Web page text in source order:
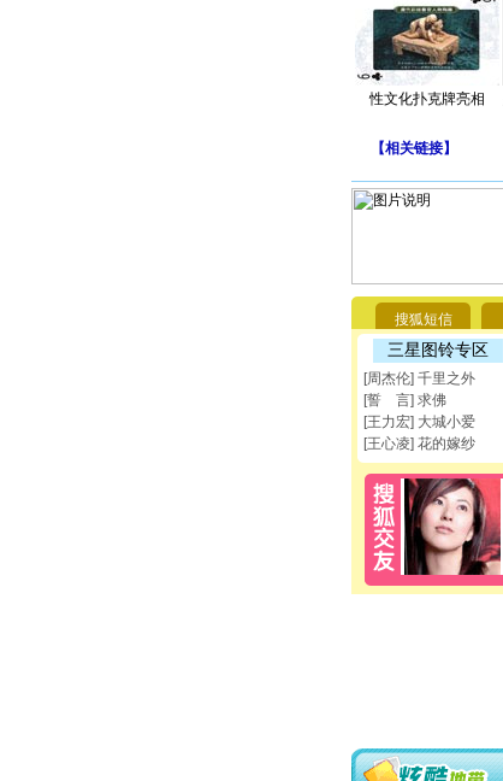
性文化扑克牌亮相
【相关链接】
搜狐短信
三星图铃专区
[周杰伦] 千里之外
[誓 言] 求佛
[王力宏] 大城小爱
[王心凌] 花的嫁纱